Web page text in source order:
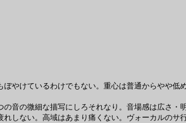
やけているわけでもない。重心は普通からやや
音の微細な描写にしろそれなり。音場感は広さ
しない。高域はあまり痛くない。ヴォーカルのサ